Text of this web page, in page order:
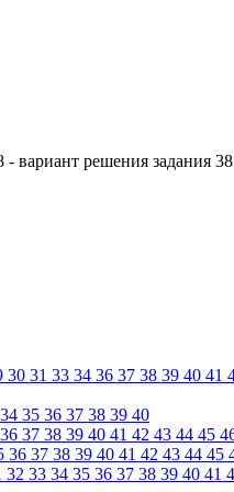
вариант решения задания
30 31 33 34 36 37 38 39 40 41
34 35 36 37 38 39 40
36 37 38 39 40 41 42 43 44 45
36 37 38 39 40 41 42 43 44 45
32 33 34 35 36 37 38 39 40 41